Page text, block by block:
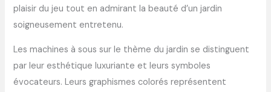
plaisir du jeu tout en admirant la beauté d’un jardin
soigneusement entretenu.
Les machines à sous sur le thème du jardin se distinguent
par leur esthétique luxuriante et leurs symboles
évocateurs. Leurs graphismes colorés représentent